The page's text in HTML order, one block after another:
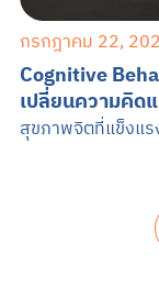
กรกฎาคม 22,
Cognitive
เปลี่ยนความคิด
สุขภาพจิตที่แข็งแ